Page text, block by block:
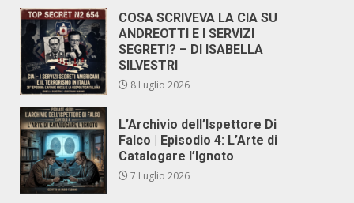
COSA SCRIVEVA LA CIA SU
ANDREOTTI E I SERVIZI
SEGRETI? – DI ISABELLA
SILVESTRI
8 Luglio 2026
L’Archivio dell’Ispettore Di
Falco | Episodio 4: L’Arte di
Catalogare l’Ignoto
7 Luglio 2026